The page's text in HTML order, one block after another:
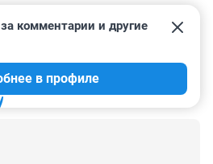
комментарии и другие
в профиле